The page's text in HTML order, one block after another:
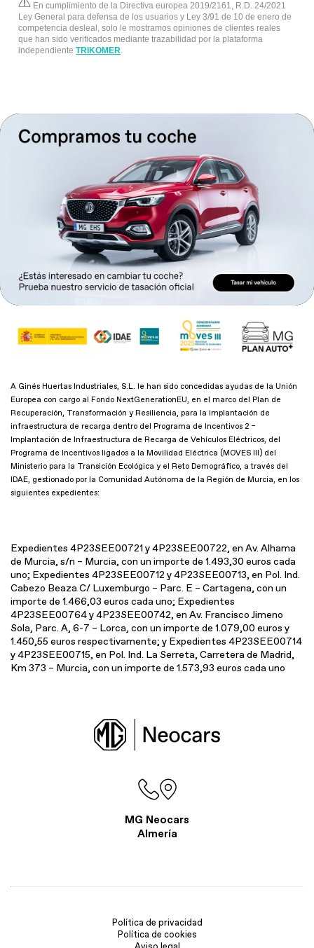
En cumplimiento de la Directiva europea 2019/2161, R.D. 24/2021
Ley General para defensa de los usuarios y Ley 3/91 de 10 de enero de
competencia desleal, solo le mostramos opiniones de clientes reales
que han sido verificados mediante trazabilidad por la plataforma
independienteTRIKOMER.
A Ginés Huertas Industriales, S.L. le han sido concedidas ayudas de la Unión
Europea con cargo al Fondo NextGenerationEU, en el marco del Plan de
Recuperación, Transformación y Resiliencia, para la implantación de
infraestructura de recarga dentro del Programa de Incentivos 2 –
Implantación de Infraestructura de Recarga de Vehículos Eléctricos, del
Programa de Incentivos ligados a la Movilidad Eléctrica (MOVES III) del
Ministerio para la Transición Ecológica y el Reto Demográfico, a través del
IDAE, gestionado por la Comunidad Autónoma de la Región de Murcia, en los
siguientes expedientes:
Expedientes 4P23SEE00721 y 4P23SEE00722, en Av. Alhama
de Murcia, s/n – Murcia, con un importe de 1.493,30 euros cada
uno; Expedientes 4P23SEE00712 y 4P23SEE00713, en Pol. Ind.
Cabezo Beaza C/ Luxemburgo – Parc. E – Cartagena, con un
importe de 1.466,03 euros cada uno; Expedientes
4P23SEE00764 y 4P23SEE00742, en Av. Francisco Jimeno
Sola, Parc. A, 6-7 – Lorca, con un importe de 1.079,00 euros y
1.450,55 euros respectivamente; y Expedientes 4P23SEE00714
y 4P23SEE00715, en Pol. Ind. La Serreta, Carretera de Madrid,
Km 373 – Murcia, con un importe de 1.573,93 euros cada uno
MG Neocars
Almería
Política de privacidad
Política de cookies